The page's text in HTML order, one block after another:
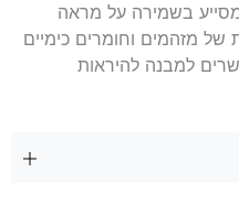
מסייע בשמירה על מראה
של מזהמים וחומרים כימיים
למבנה להיראות